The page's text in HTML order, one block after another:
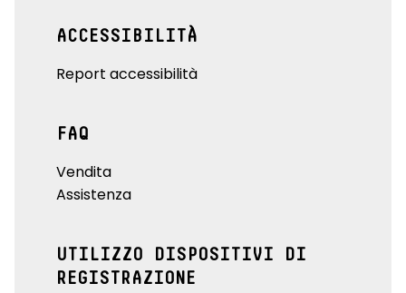
ACCESSIBILITÀ
Report accessibilità
FAQ
Vendita
Assistenza
UTILIZZO DISPOSITIVI DI
REGISTRAZIONE